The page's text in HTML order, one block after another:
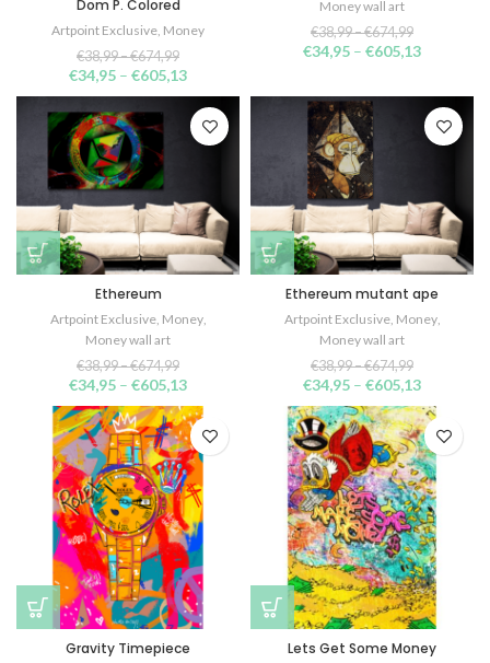
Dom P. Colored
Artpoint Exclusive, Money
€38,99–€674,99
€34,95 – €605,13
Money wall art
€38,99–€674,99
€34,95 – €605,13
Ethereum
Artpoint Exclusive, Money,
Money wall art
€38,99–€674,99
€34,95 – €605,13
Ethereum mutant ape
Artpoint Exclusive, Money,
Money wall art
€38,99–€674,99
€34,95 – €605,13
Gravity Timepiece Lets Get Some Money